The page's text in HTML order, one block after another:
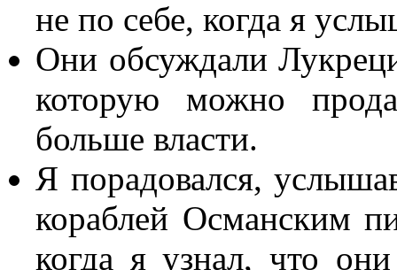
не по себе, когда я
Они обсуждали
которую можно
больше власти.
Я порадовался,
кораблей Османским
когда я узнал, что